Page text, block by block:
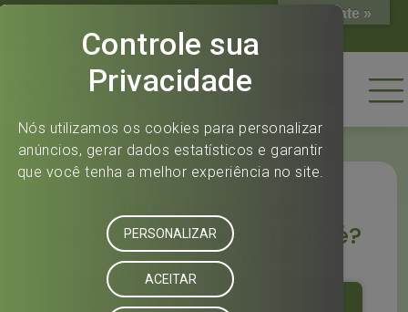
(11) 2144-0808 (11) 2144-0808
Unitarização de
medicamentos – O que é?
Atualizado em: 05/12/2023
Tempo de leitura: 6 min
SUMÁRIO
Translate »